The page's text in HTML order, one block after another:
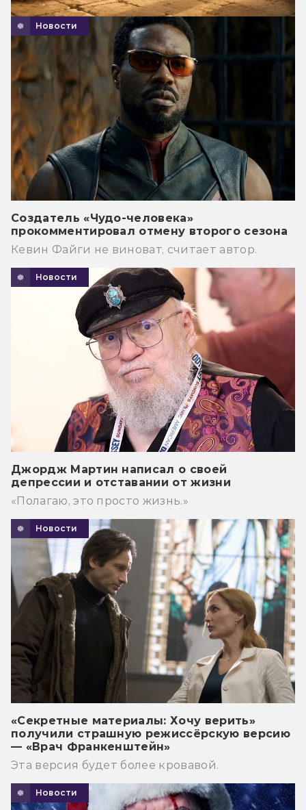
Новости
Создатель «Чудо-человека»
прокомментировал отмену второго сезона
Кевин Файги не виноват, считает автор.
Новости
Джордж Мартин написал о своей
депрессии и отставании от жизни
«Полагаю, это просто жизнь.»
Новости
«Секретные материалы: Хочу верить»
получили страшную режиссёрскую версию
— «Врач Франкенштейн»
Эта версия будет более кровавой.
Новости